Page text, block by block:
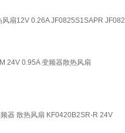
扇12V 0.26A JF0825S1SAPR
24V 0.95A 变频器散热风扇
器 散热风扇 KF0420B2SR-R 24V